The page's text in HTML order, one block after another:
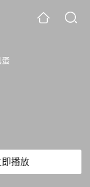
即播放